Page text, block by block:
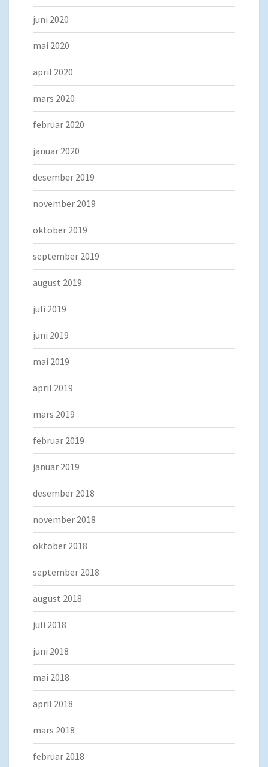
juni 2020
mai 2020
april 2020
mars 2020
februar 2020
januar 2020
desember 2019
november 2019
oktober 2019
september 2019
august 2019
juli 2019
juni 2019
mai 2019
april 2019
mars 2019
februar 2019
januar 2019
desember 2018
november 2018
oktober 2018
september 2018
august 2018
juli 2018
juni 2018
mai 2018
april 2018
mars 2018
februar 2018